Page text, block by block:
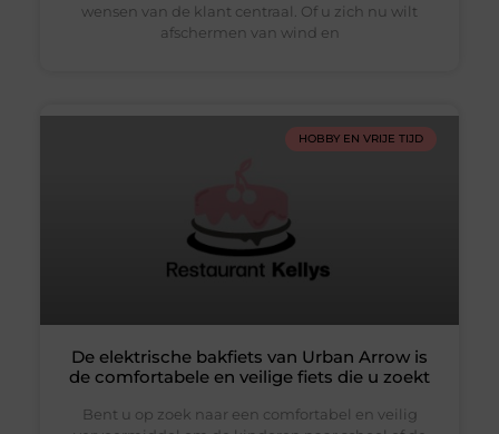
wensen van de klant centraal. Of u zich nu wilt
afschermen van wind en
HOBBY EN VRIJE TIJD
De elektrische bakfiets van Urban Arrow is
de comfortabele en veilige fiets die u zoekt
Bent u op zoek naar een comfortabel en veilig